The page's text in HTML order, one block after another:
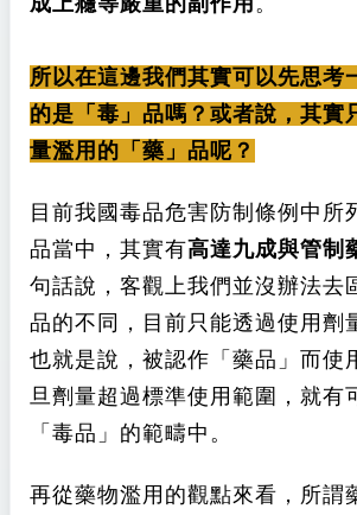
所以在這邊我們其實可以先思考
的是「毒」品嗎？或者說，其實
量濫用的「藥」品呢？
目前我國毒品危害防制條例中所
品當中，其實有高達九成與管制
句話說，客觀上我們並沒辦法去
品的不同，目前只能透過使用劑
也就是說，被認作「藥品」而使
旦劑量超過標準使用範圍，就有
「毒品」的範疇中。
再從藥物濫用的觀點來看，所謂